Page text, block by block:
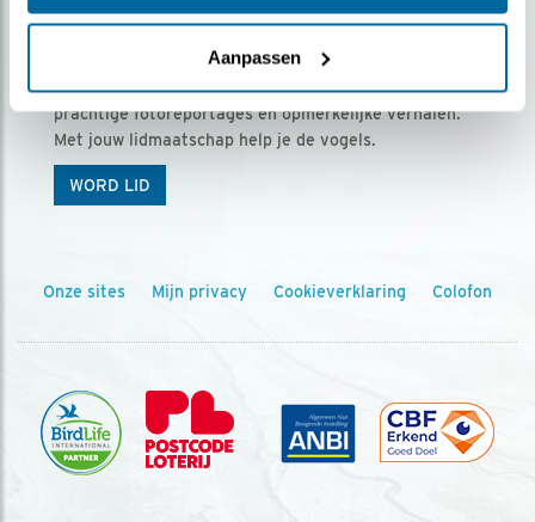
Aanpassen
Ontvang 5 x Vogels voor € 36,00 per jaar
Vogels is het tijdschrift voor onze leden, met
prachtige fotoreportages en opmerkelijke verhalen.
Met jouw lidmaatschap help je de vogels.
WORD LID
Onze sites Mijn privacy Cookieverklaring Colofon